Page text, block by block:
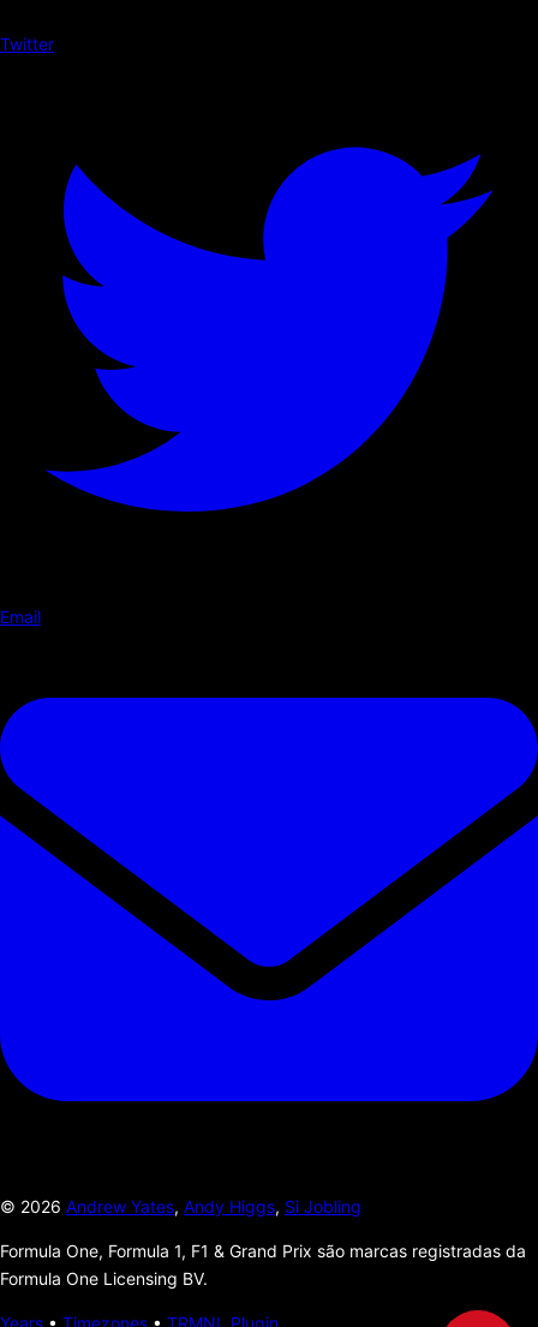
Twitter
Email
© 2026 Andrew Yates, Andy Higgs, Si Jobling
Formula One, Formula 1, F1 & Grand Prix são marcas registradas da
Formula One Licensing BV.
Years • Timezones • TRMNL Plugin